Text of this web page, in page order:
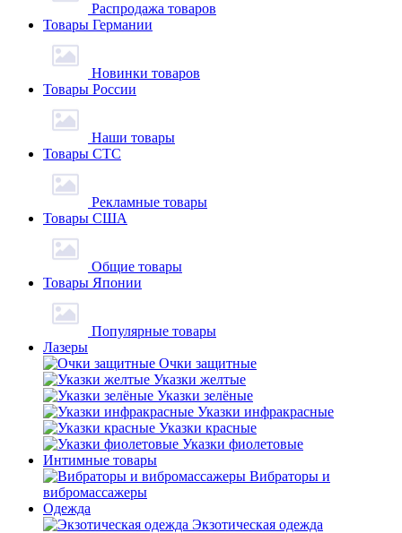
Распродажа товаров
Товары Германии
Новинки товаров
Товары России
Наши товары
Товары СТС
Рекламные товары
Товары США
Общие товары
Товары Японии
Популярные товары
Лазеры
Очки защитные
Указки желтые
Указки зелёные
Указки инфракрасные
Указки красные
Указки фиолетовые
Интимные товары
Вибраторы и
вибромассажеры
Одежда
Экзотическая одежда